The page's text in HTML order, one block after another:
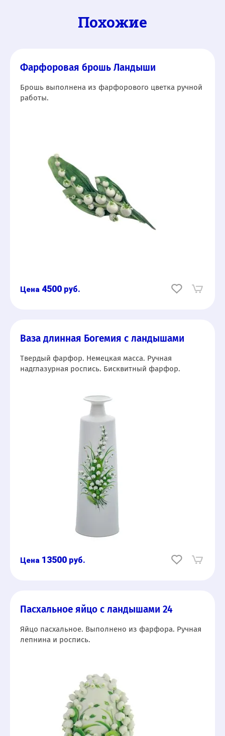
Похожие
Фарфоровая брошь Ландыши
Брошь выполнена из фарфорового цветка ручной
работы.
4500 руб.
Ваза длинная Богемия с ландышами
Твердый фарфор. Немецкая масса. Ручная
надглазурная роспись. Бисквитный фарфор.
13500 руб.
Пасхальное яйцо с ландышами 24
Яйцо пасхальное. Выполнено из фарфора. Ручная
лепнина и роспись.